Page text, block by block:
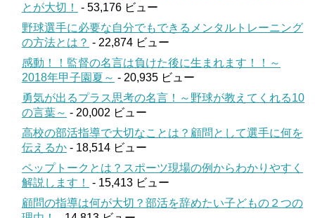
とが大切！
- 53,176 ビュー
野球選手に必要な自分でもできるメンタルトレーニング
の方法とは？ - 22,874 ビュー
感動！！監督の名言は負けた後に生まれます！！～
2018年甲子園夏～ - 20,935 ビュー
勇気が出るプラス思考の名言！～野球が教えてくれる10
の言葉～ - 20,002 ビュー
高校の部活指導で大切なことは？顧問として選手に何を
伝えるか - 18,514 ビュー
ペップトークとは？スポーツ現場の例からわかりやすく
解説します！
- 15,413 ビュー
顧問の指導は何が大切？部活を辞めたい子どもの２つの